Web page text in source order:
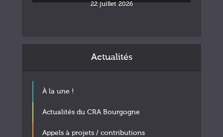
22 juillet 2026
Actualités
À la une !
Actualités du CRA Bourgogne
Appels à projets / contributions